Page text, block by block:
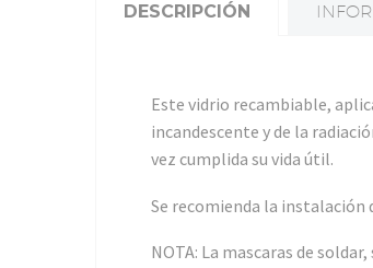
DESCRIPCIÓN
Este vidrio recambiable,
incandescente y de la
vez cumplida su vida útil.
Se recomienda la instalación
NOTA: La mascaras de